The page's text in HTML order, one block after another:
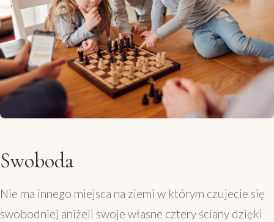
Swoboda
Nie ma innego miejsca na ziemi w którym czujecie się
swobodniej aniżeli swoje własne cztery ściany dzięki